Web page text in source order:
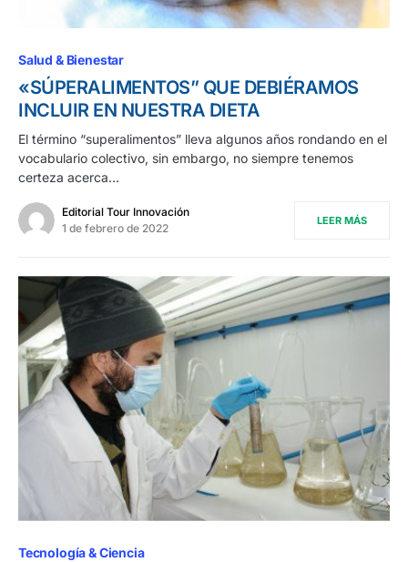
Salud & Bienestar
«SÚPERALIMENTOS” QUE DEBIÉRAMOS
INCLUIR EN NUESTRA DIETA
El término “superalimentos” lleva algunos años rondando en el
vocabulario colectivo, sin embargo, no siempre tenemos
certeza acerca…
Editorial Tour Innovación
1 de febrero de 2022
LEER MÁS
Tecnología & Ciencia